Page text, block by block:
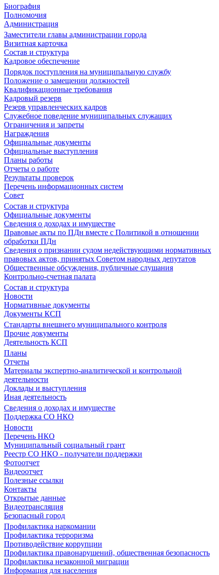
Биография
Полномочия
Администрация
Заместители главы администрации города
Визитная карточка
Состав и структура
Кадровое обеспечение
Порядок поступления на муниципальную службу
Положение о замещении должностей
Квалификационные требования
Кадровый резерв
Резерв управленческих кадров
Служебное поведение муниципальных служащих
Ограничения и запреты
Награждения
Официальные документы
Официальные выступления
Планы работы
Отчеты о работе
Результаты проверок
Перечень информационных систем
Совет
Состав и структура
Официальные документы
Сведения о доходах и имуществе
Правовые акты по ПДн вместе с Политикой в отношении
обработки ПДн
Сведения о признании судом недействующими нормативных
правовых актов, принятых Советом народных депутатов
Общественные обсуждения, публичные слушания
Контрольно-счетная палата
Состав и структура
Новости
Нормативные документы
Документы КСП
Стандарты внешнего муниципального контроля
Прочие документы
Деятельность КСП
Планы
Отчеты
Материалы экспертно-аналитической и контрольной
деятельности
Доклады и выступления
Иная деятельность
Сведения о доходах и имуществе
Поддержка СО НКО
Новости
Перечень НКО
Муниципальный социальный грант
Реестр СО НКО - получатели поддержки
Фотоотчет
Видеоотчет
Полезные ссылки
Контакты
Открытые данные
Видеотрансляция
Безопасный город
Профилактика наркомании
Профилактика терроризма
Противодействие коррупции
Профилактика правонарушений, общественная безопасность
Профилактика незаконной миграции
Информация для населения